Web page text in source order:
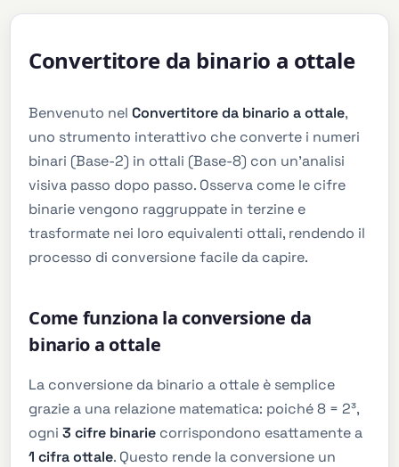
Convertitore da binario a ottale
Benvenuto nelConvertitore da binario a ottale,
uno strumento interattivo che converte i numeri
binari (Base-2) in ottali (Base-8) con un'analisi
visiva passo dopo passo. Osserva come le cifre
binarie vengono raggruppate in terzine e
trasformate nei loro equivalenti ottali, rendendo il
processo di conversione facile da capire.
Come funziona la conversione da
binario a ottale
La conversione da binario a ottale è semplice
grazie a una relazione matematica: poiché 8 = 2³,
ogni3 cifre binarie corrispondono esattamente a
1 cifra ottale. Questo rende la conversione un